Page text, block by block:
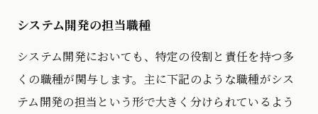
システム開発の担当職種
システム開発においても、特定の役割と責任を持つ多
くの職種が関与します。主に下記のような職種がシス
テム開発の担当という形で大きく分けられているよう